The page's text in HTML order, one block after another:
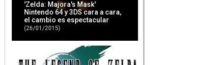
'Zelda: Majora's Mask'
Nintendo 64 y 3DS cara a cara,
el cambio es espectacular
(26/01/2015)